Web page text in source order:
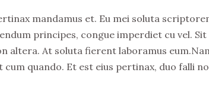
mandamus et. Eu mei soluta
principes, congue imperdiet cu vel.
altera. At soluta fierent laboramus
quando. Et est eius pertinax, duo falli